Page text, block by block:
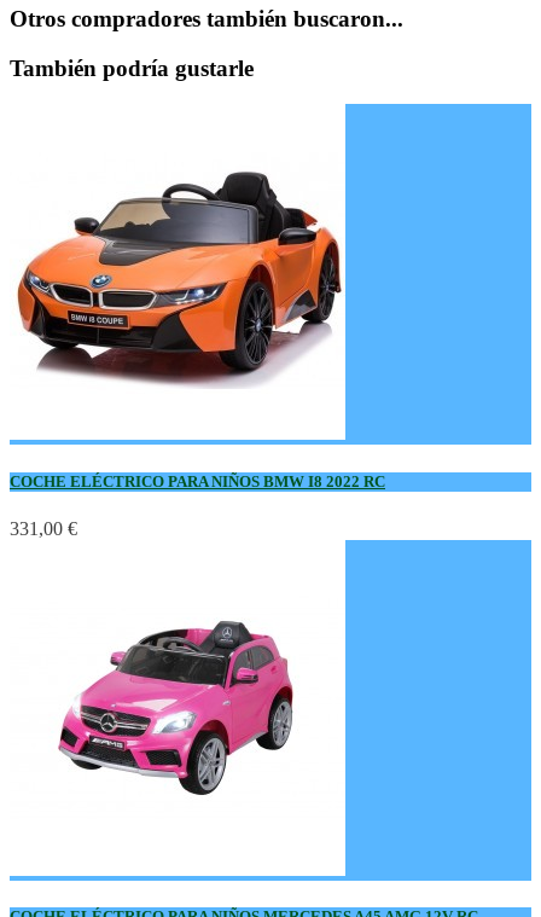
Otros compradores también buscaron...
También podría gustarle
COCHE ELÉCTRICO PARA NIÑOS BMW I8 2022 RC
331,00 €